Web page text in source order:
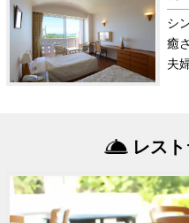
シ
癒
夫
レス